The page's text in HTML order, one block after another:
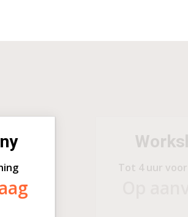
Tot 4 uur